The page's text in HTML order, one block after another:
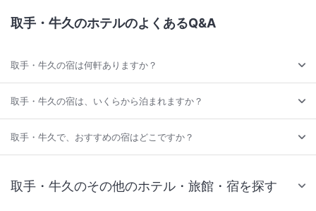
取手・牛久のホテルのよくあるQ&A
取手・牛久の宿は何軒ありますか？
取手・牛久の宿は、いくらから泊まれますか？
取手・牛久で、おすすめの宿はどこですか？
取手・牛久のその他のホテル・旅館・宿を探す